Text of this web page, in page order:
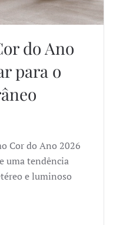
do Ano
para o
Cor do Ano 2026
uma tendência
e luminoso